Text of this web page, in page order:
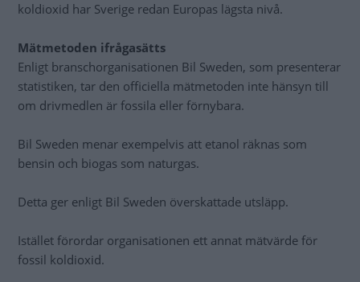
koldioxid har Sverige redan Europas lägsta nivå.
Mätmetoden ifrågasätts
Enligt branschorganisationen Bil Sweden, som presenterar
statistiken, tar den officiella mätmetoden inte hänsyn till
om drivmedlen är fossila eller förnybara.
Bil Sweden menar exempelvis att etanol räknas som
bensin och biogas som naturgas.
Detta ger enligt Bil Sweden överskattade utsläpp.
Istället förordar organisationen ett annat mätvärde för
fossil koldioxid.